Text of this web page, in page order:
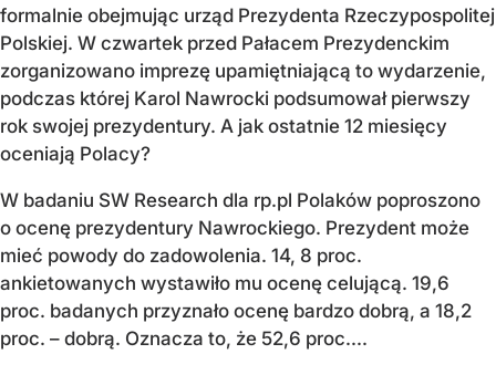
formalnie obejmując urząd Prezydenta Rzeczypospolitej
Polskiej. W czwartek przed Pałacem Prezydenckim
zorganizowano imprezę upamiętniającą to wydarzenie,
podczas której Karol Nawrocki podsumował pierwszy
rok swojej prezydentury. A jak ostatnie 12 miesięcy
oceniają Polacy?
W badaniu SW Research dla rp.pl Polaków poproszono
o ocenę prezydentury Nawrockiego. Prezydent może
mieć powody do zadowolenia. 14, 8 proc.
ankietowanych wystawiło mu ocenę celującą. 19,6
proc. badanych przyznało ocenę bardzo dobrą, a 18,2
proc. – dobrą. Oznacza to, że 52,6 proc....